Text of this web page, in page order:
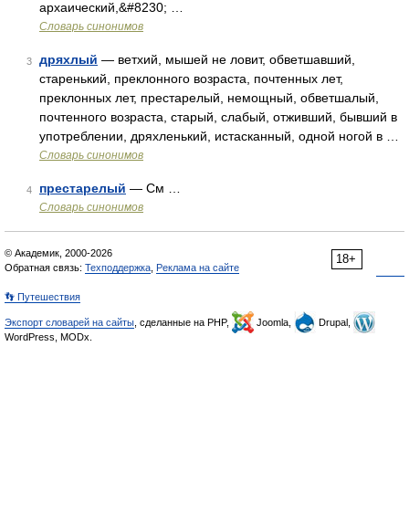
архаический,&#8230; …
Словарь синонимов
3 дряхлый — ветхий, мышей не ловит, обветшавший,
старенький, преклонного возраста, почтенных лет,
преклонных лет, престарелый, немощный, обветшалый,
почтенного возраста, старый, слабый, отживший, бывший в
употреблении, дряхленький, истасканный, одной ногой в …
Словарь синонимов
4 престарелый — См …
Словарь синонимов
18+
© Академик, 2000-2026
Обратная связь: Техподдержка Реклама на сайте
👣 Путешествия
Экспорт словарей на сайты , сделанные на PHP, Joomla,
Drupal,
WordPress, MODx.